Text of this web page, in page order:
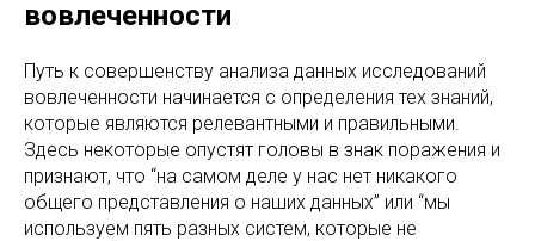
вовлеченности
Путь к совершенству анализа данных исследований
вовлеченности начинается с определения тех знаний,
которые являются релевантными и правильными.
Здесь некоторые опустят головы в знак поражения и
признают, что “на самом деле у нас нет никакого
общего представления о наших данных” или “мы
используем пять разных систем, которые не